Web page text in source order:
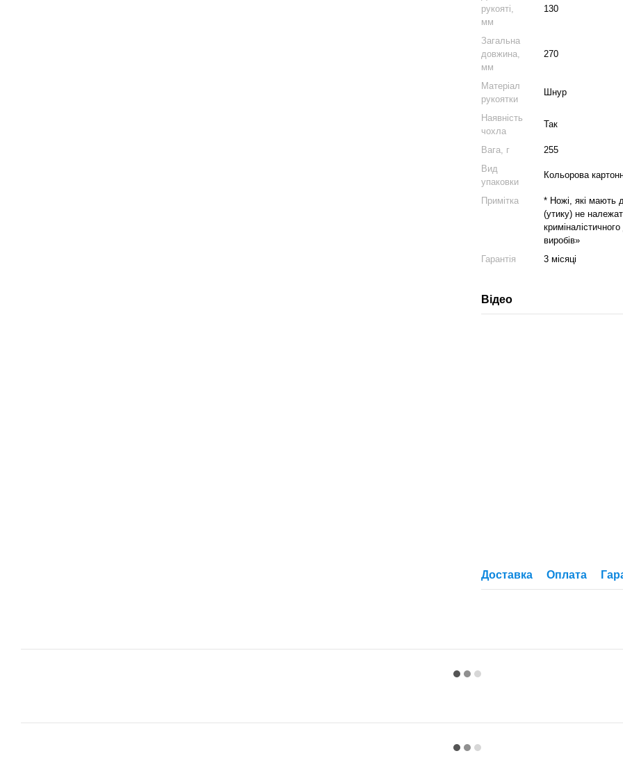
рукояті,
мм
130
Загальна
довжина,
мм
270
Матеріал
рукоятки
Шнур
Наявність
чохла
Так
Вага, г
255
Вид
упаковки
Кольорова
Примітка
* Ножі, які мають
(утику) не
виробів»
Гарантія
3 місяці
Відео
Доставка Оплата